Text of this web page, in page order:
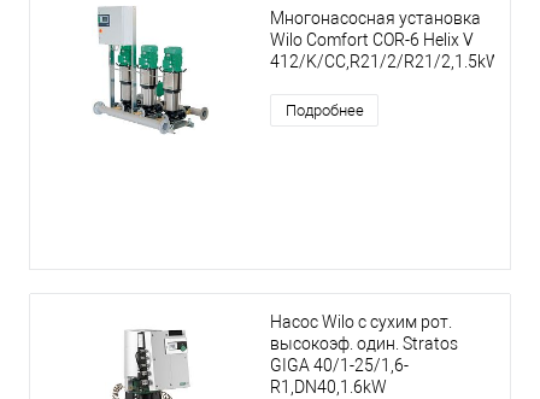
Многонасосная установка
Wilo Comfort COR-6 Helix V
412/K/CC,R21/2/R21/2,1.5kW
Подробнее
Насос Wilo с сухим рот.
высокоэф. один. Stratos
GIGA 40/1-25/1,6-
R1,DN40,1.6kW